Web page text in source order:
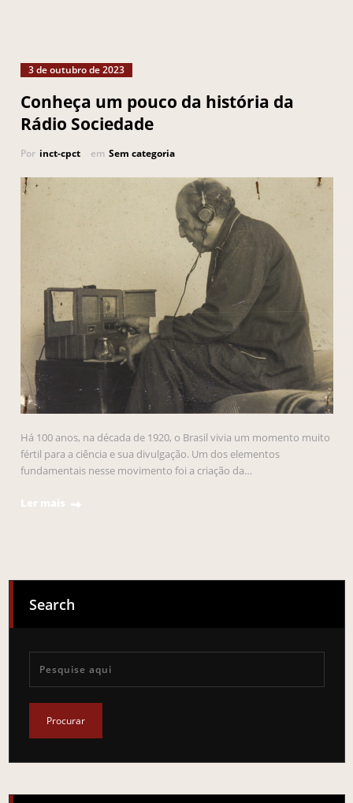
3 de outubro de 2023
Conheça um pouco da história da
Rádio Sociedade
Por inct-cpct em Sem categoria
Há 100 anos, na década de 1920, o Brasil vivia um momento muito
fértil para a ciência e sua divulgação. Um dos elementos
fundamentais nesse movimento foi a criação da…
Ler mais
Search